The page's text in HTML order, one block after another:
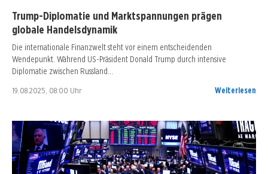
Trump-Diplomatie und Marktspannungen prägen
globale Handelsdynamik
Die internationale Finanzwelt steht vor einem entscheidenden
Wendepunkt. Während US-Präsident Donald Trump durch intensive
Diplomatie zwischen Russland…
19.08.2025, 08:00 Uhr Weiterlesen